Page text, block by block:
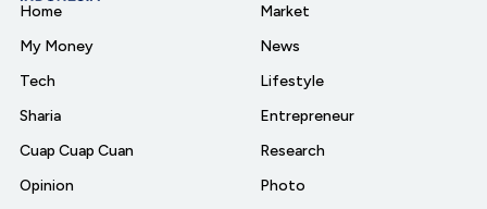
Home
My Money
Tech
Sharia
Cuap Cuap Cuan
Opinion
Market
News
Lifestyle
Entrepreneur
Research
Photo